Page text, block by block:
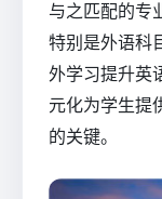
与之匹配的专
特别是外语科
外学习提升英
元化为学生提
的关键。